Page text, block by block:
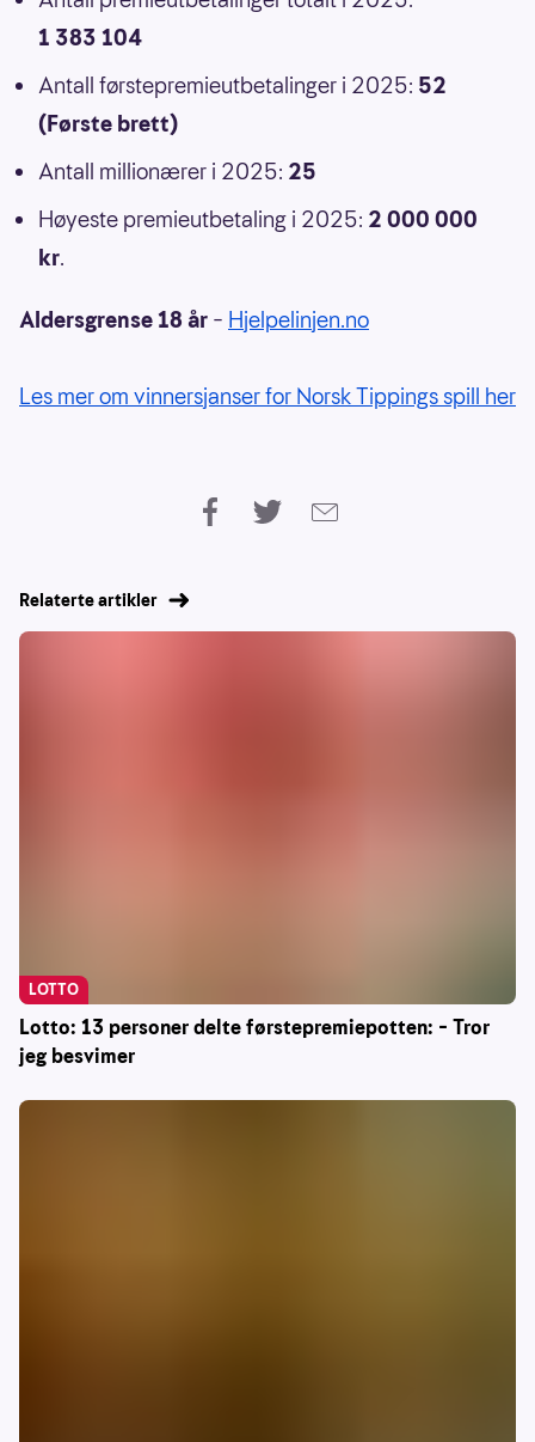
1 383 104
Antall førstepremieutbetalinger i 2025: 52
(Første brett)
Antall millionærer i 2025: 25
Høyeste premieutbetaling i 2025: 2 000 000
kr.
Aldersgrense 18 år – Hjelpelinjen.no
Les mer om vinnersjanser for Norsk Tippings spill her
Relaterte artikler
Lotto: 13 personer delte førstepremiepotten: – Tror
jeg besvimer
LOTTO